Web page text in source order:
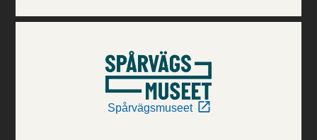
Spårvägsmuseet